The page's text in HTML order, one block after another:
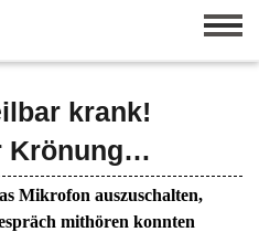
krank!
Krönung…
Mikrofon auszuschalten,
mithören konnten